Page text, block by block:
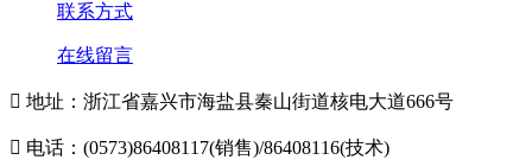
联系方式
在线留言
 地址：浙江省嘉兴市海盐县秦山街道核电大道666号
 电话：(0573)86408117(销售)/86408116(技术)